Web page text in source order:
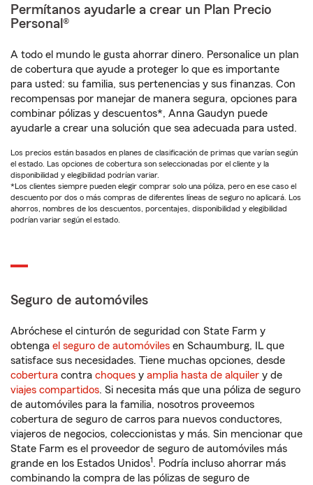
Permítanos ayudarle a crear un Plan Precio
Personal®
A todo el mundo le gusta ahorrar dinero. Personalice un plan
de cobertura que ayude a proteger lo que es importante
para usted: su familia, sus pertenencias y sus finanzas. Con
recompensas por manejar de manera segura, opciones para
combinar pólizas y descuentos*, Anna Gaudyn puede
ayudarle a crear una solución que sea adecuada para usted.
Los precios están basados en planes de clasificación de primas que varían según
el estado. Las opciones de cobertura son seleccionadas por el cliente y la
disponibilidad y elegibilidad podrían variar.
*Los clientes siempre pueden elegir comprar solo una póliza, pero en ese caso el
descuento por dos o más compras de diferentes líneas de seguro no aplicará. Los
ahorros, nombres de los descuentos, porcentajes, disponibilidad y elegibilidad
podrían variar según el estado.
Seguro de automóviles
Abróchese el cinturón de seguridad con State Farm y
obtenga el seguro de automóviles en Schaumburg, IL que
satisface sus necesidades. Tiene muchas opciones, desde
cobertura contra choques y amplia hasta de alquiler y de
viajes compartidos. Si necesita más que una póliza de seguro
de automóviles para la familia, nosotros proveemos
cobertura de seguro de carros para nuevos conductores,
viajeros de negocios, coleccionistas y más. Sin mencionar que
State Farm es el proveedor de seguro de automóviles más
grande en los Estados Unidos1 . Podría incluso ahorrar más
combinando la compra de las pólizas de seguro de